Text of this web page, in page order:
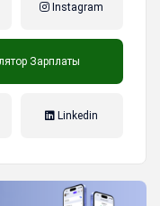
Instagram
Зарплаты
Linkedin